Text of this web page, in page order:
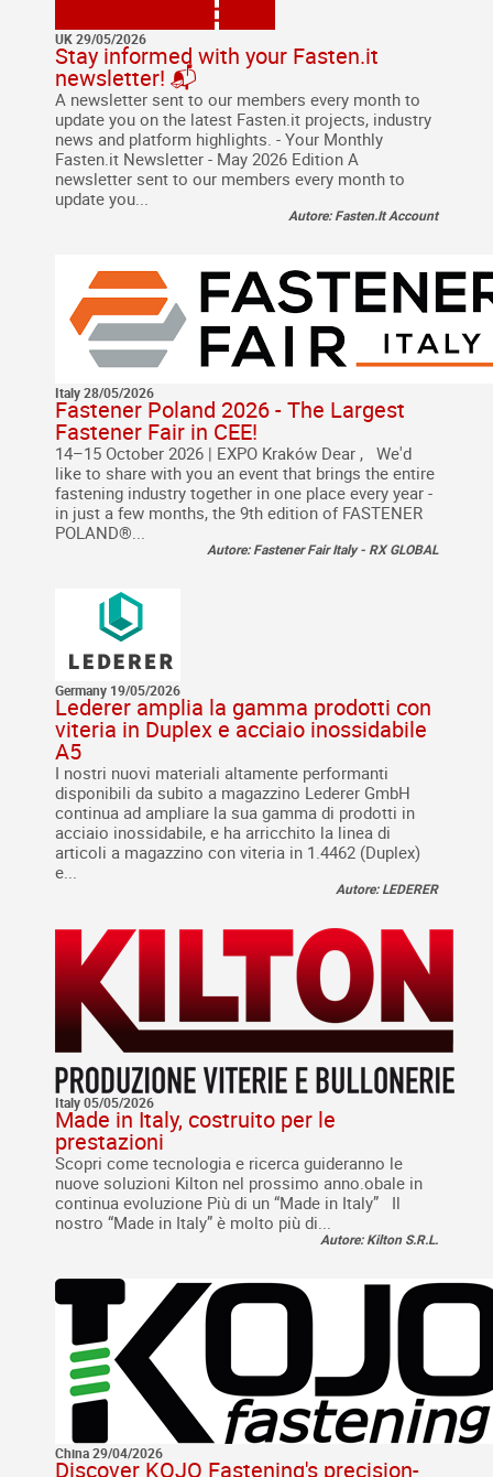
UK 29/05/2026
Stay informed with your Fasten.it
newsletter! 📬
A newsletter sent to our members every month to
update you on the latest Fasten.it projects, industry
news and platform highlights. - Your Monthly
Fasten.it Newsletter - May 2026 Edition A
newsletter sent to our members every month to
update you...
Autore: Fasten.It Account
Italy 28/05/2026
Fastener Poland 2026 - The Largest
Fastener Fair in CEE!
14–15 October 2026 | EXPO Kraków Dear , We'd
like to share with you an event that brings the entire
fastening industry together in one place every year -
in just a few months, the 9th edition of FASTENER
POLAND®...
Autore: Fastener Fair Italy - RX GLOBAL
Germany 19/05/2026
Lederer amplia la gamma prodotti con
viteria in Duplex e acciaio inossidabile
A5
I nostri nuovi materiali altamente performanti
disponibili da subito a magazzino Lederer GmbH
continua ad ampliare la sua gamma di prodotti in
acciaio inossidabile, e ha arricchito la linea di
articoli a magazzino con viteria in 1.4462 (Duplex)
e...
Autore: LEDERER
Italy 05/05/2026
Made in Italy, costruito per le
prestazioni
Scopri come tecnologia e ricerca guideranno le
nuove soluzioni Kilton nel prossimo anno.obale in
continua evoluzione Più di un “Made in Italy” Il
nostro “Made in Italy” è molto più di...
Autore: Kilton S.R.L.
China 29/04/2026
Discover KOJO Fastening's precision-